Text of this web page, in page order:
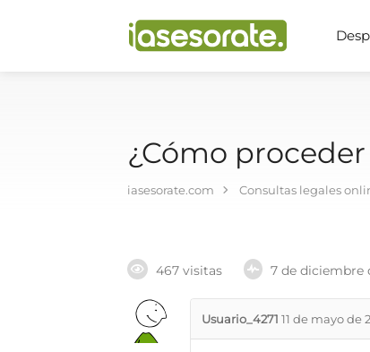
¿Cómo
iasesorate.com Consultas legales
467 visitas 7 de diciembre
Usuario_4271 11 de mayo de